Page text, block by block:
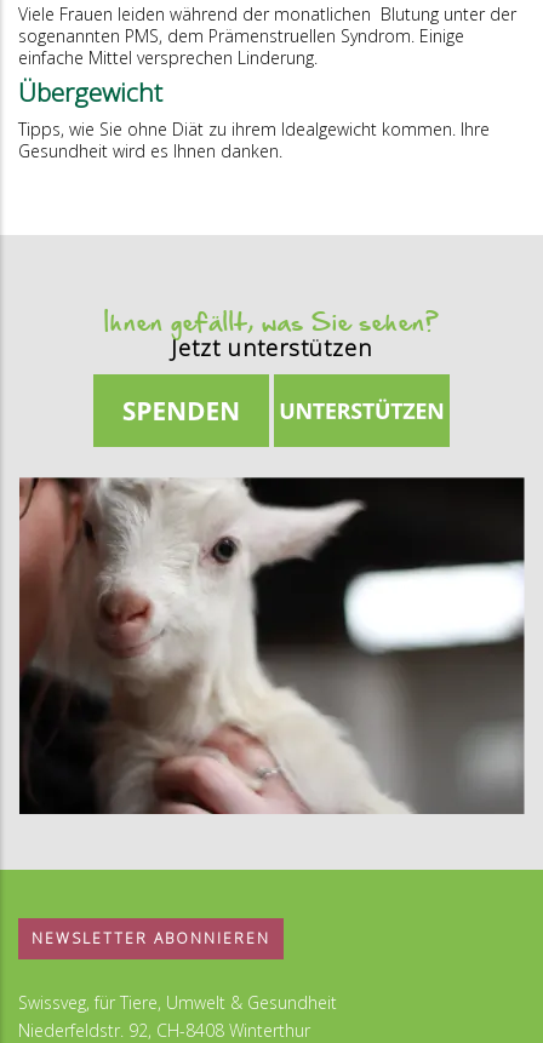
Viele Frauen leiden während der monatlichen Blutung unter der
sogenannten PMS, dem Prämenstruellen Syndrom. Einige
einfache Mittel versprechen Linderung.
Übergewicht
Tipps, wie Sie ohne Diät zu ihrem Idealgewicht kommen. Ihre
Gesundheit wird es Ihnen danken.
Ihnen gefällt, was Sie sehen?
Jetzt unterstützen
NEWSLETTER ABONNIEREN
Swissveg, für Tiere, Umwelt & Gesundheit
Niederfeldstr. 92, CH-8408 Winterthur